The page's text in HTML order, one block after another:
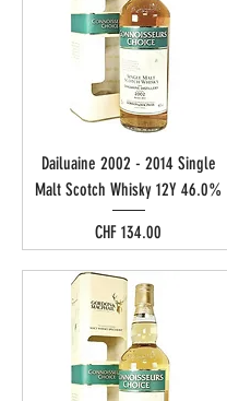
Dailuaine 2002 - 2014 Single
Malt Scotch Whisky 12Y 46.0%
Preis
CHF 134.00